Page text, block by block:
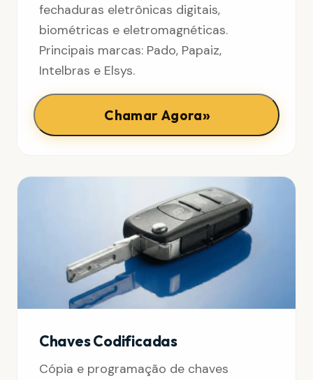
fechaduras eletrônicas digitais,
biométricas e eletromagnéticas.
Principais marcas: Pado, Papaiz,
Intelbras e Elsys.
Chamar Agora»
Chaves Codificadas
Cópia e programação de chaves